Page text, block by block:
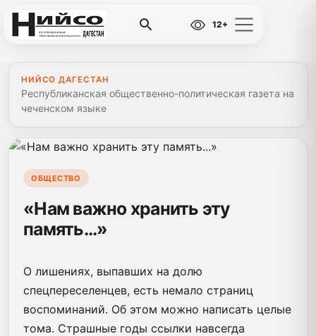
12+
НИЙСО ДАГЕСТАН
Республиканская общественно-политическая газета на
чеченском языке
ОБЩЕСТВО
«Нам важно хранить эту
память...»
О лишениях, выпавших на долю
спецпереселенцев, есть немало страниц
воспоминаний. Об этом можно написать целые
тома. Страшные годы ссылки навсегда